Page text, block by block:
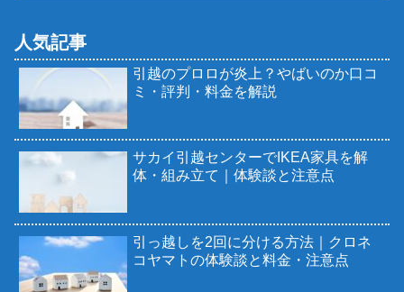
人気記事
引越のプロロが炎上？やばいのか口コ
ミ・評判・料金を解説
サカイ引越センターでIKEA家具を解
体・組み立て｜体験談と注意点
引っ越しを2回に分ける方法｜クロネ
コヤマトの体験談と料金・注意点